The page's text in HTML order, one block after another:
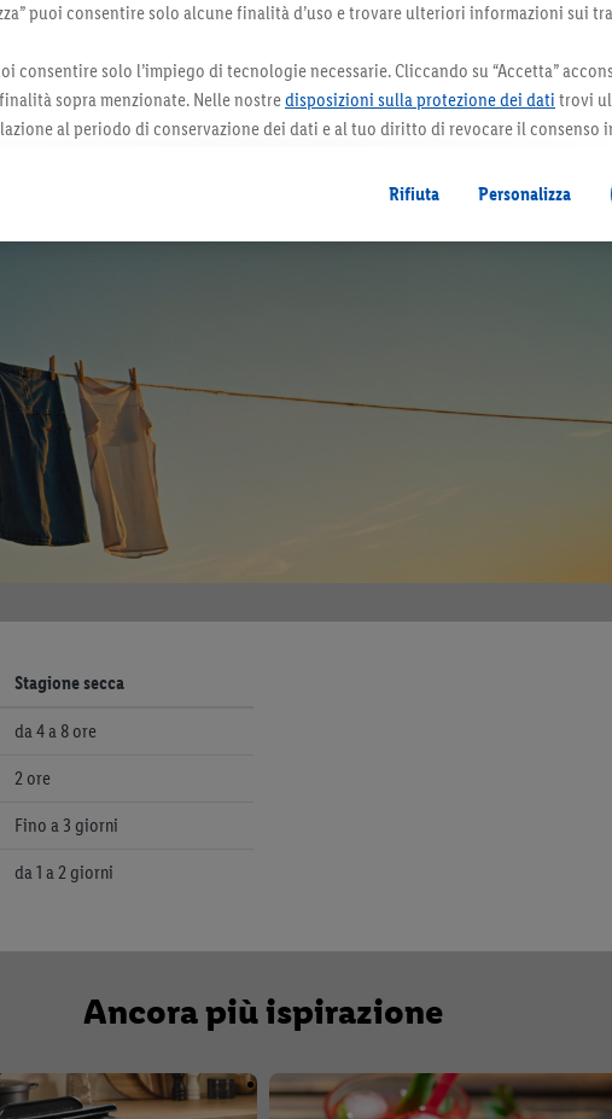
più a lungo. Il vento, invece, sia esso caldo o freddo,
Stagione secca
da 4 a 8 ore
2 ore
Fino a 3 giorni
da 1 a 2 giorni
Ancora più ispirazione
puoi consentire solo alcune finalità d’uso e trovare ulteriori informazioni sui
consentire solo l’impiego di tecnologie necessarie. Cliccando su “Accetta”
sopra menzionate. Nelle nostredisposizioni sulla protezione dei dati trovi
al periodo di conservazione dei dati e al tuo diritto di revocare il consenso
Rifiuta
Personalizza